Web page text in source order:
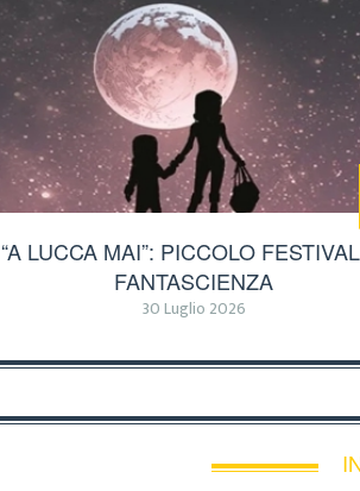
“A LUCCA MAI”: PICCOLO
FANTASCIENZA
30 Luglio 2026